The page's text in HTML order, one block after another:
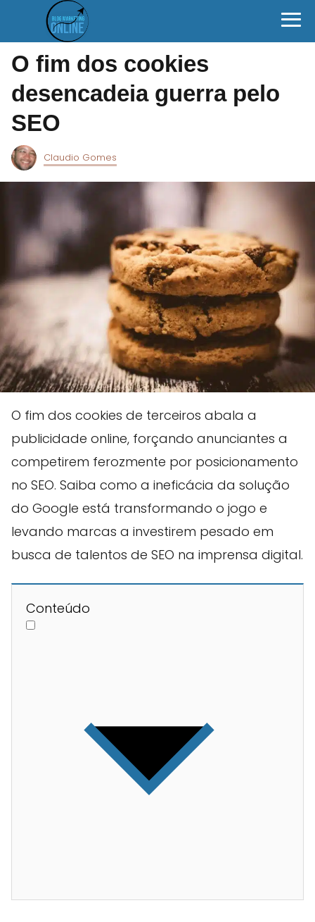
O fim dos cookies
desencadeia guerra pelo
SEO
Claudio Gomes
O fim dos cookies de terceiros abala a
publicidade online, forçando anunciantes a
competirem ferozmente por posicionamento
no SEO. Saiba como a ineficácia da solução
do Google está transformando o jogo e
levando marcas a investirem pesado em
busca de talentos de SEO na imprensa digital.
Conteúdo